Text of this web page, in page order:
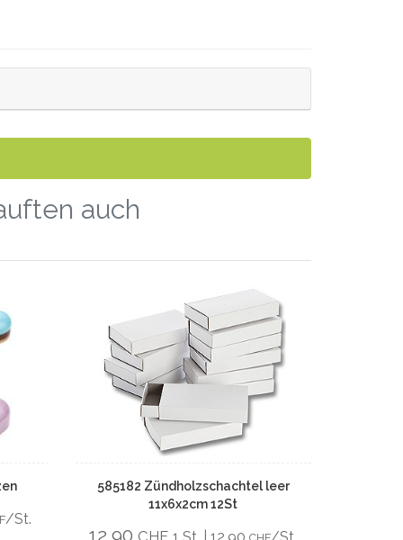
auch
/St.
585182 Zündholzschachtel leer
11x6x2cm 12St
12,90 CHF